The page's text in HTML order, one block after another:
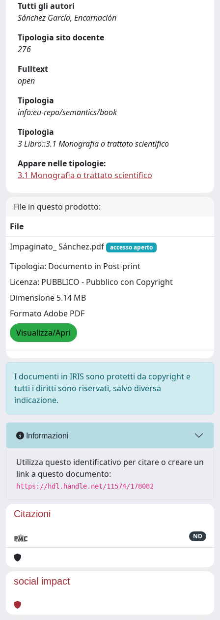
Tutti gli autori
Sánchez García, Encarnación
Tipologia sito docente
276
Fulltext
open
Tipologia
info:eu-repo/semantics/book
Tipologia
3 Libro::3.1 Monografia o trattato scientifico
Appare nelle tipologie:
3.1 Monografia o trattato scientifico
File in questo prodotto:
File
Impaginato_ Sánchez.pdf
accesso aperto
Tipologia: Documento in Post-print
Licenza: PUBBLICO - Pubblico con Copyright
Dimensione 5.14 MB
Formato Adobe PDF
Visualizza/Apri
I documenti in IRIS sono protetti da copyright e
tutti i diritti sono riservati, salvo diversa
indicazione.
Informazioni
Utilizza questo identificativo per citare o creare un
link a questo documento:
https://hdl.handle.net/11574/178082
Citazioni
ND
social impact